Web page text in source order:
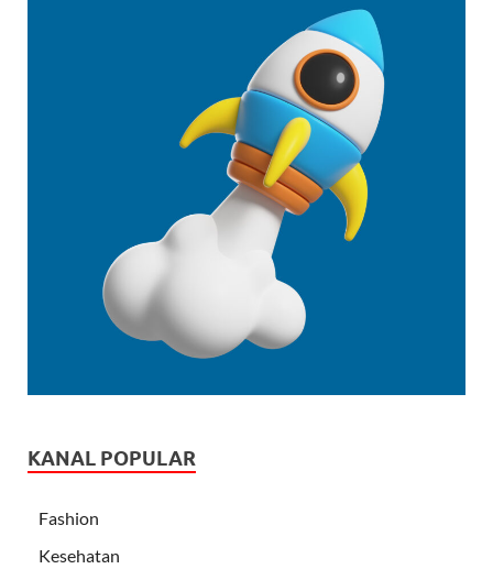
KANAL POPULAR
Fashion
Kesehatan